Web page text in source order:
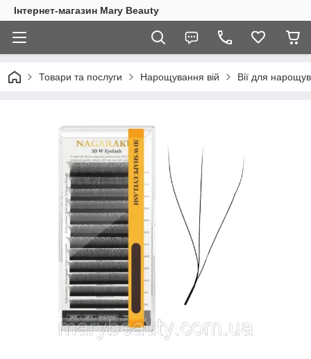
Інтернет-магазин Mary Beauty
Товари та послуги Нарощування вій Вії для